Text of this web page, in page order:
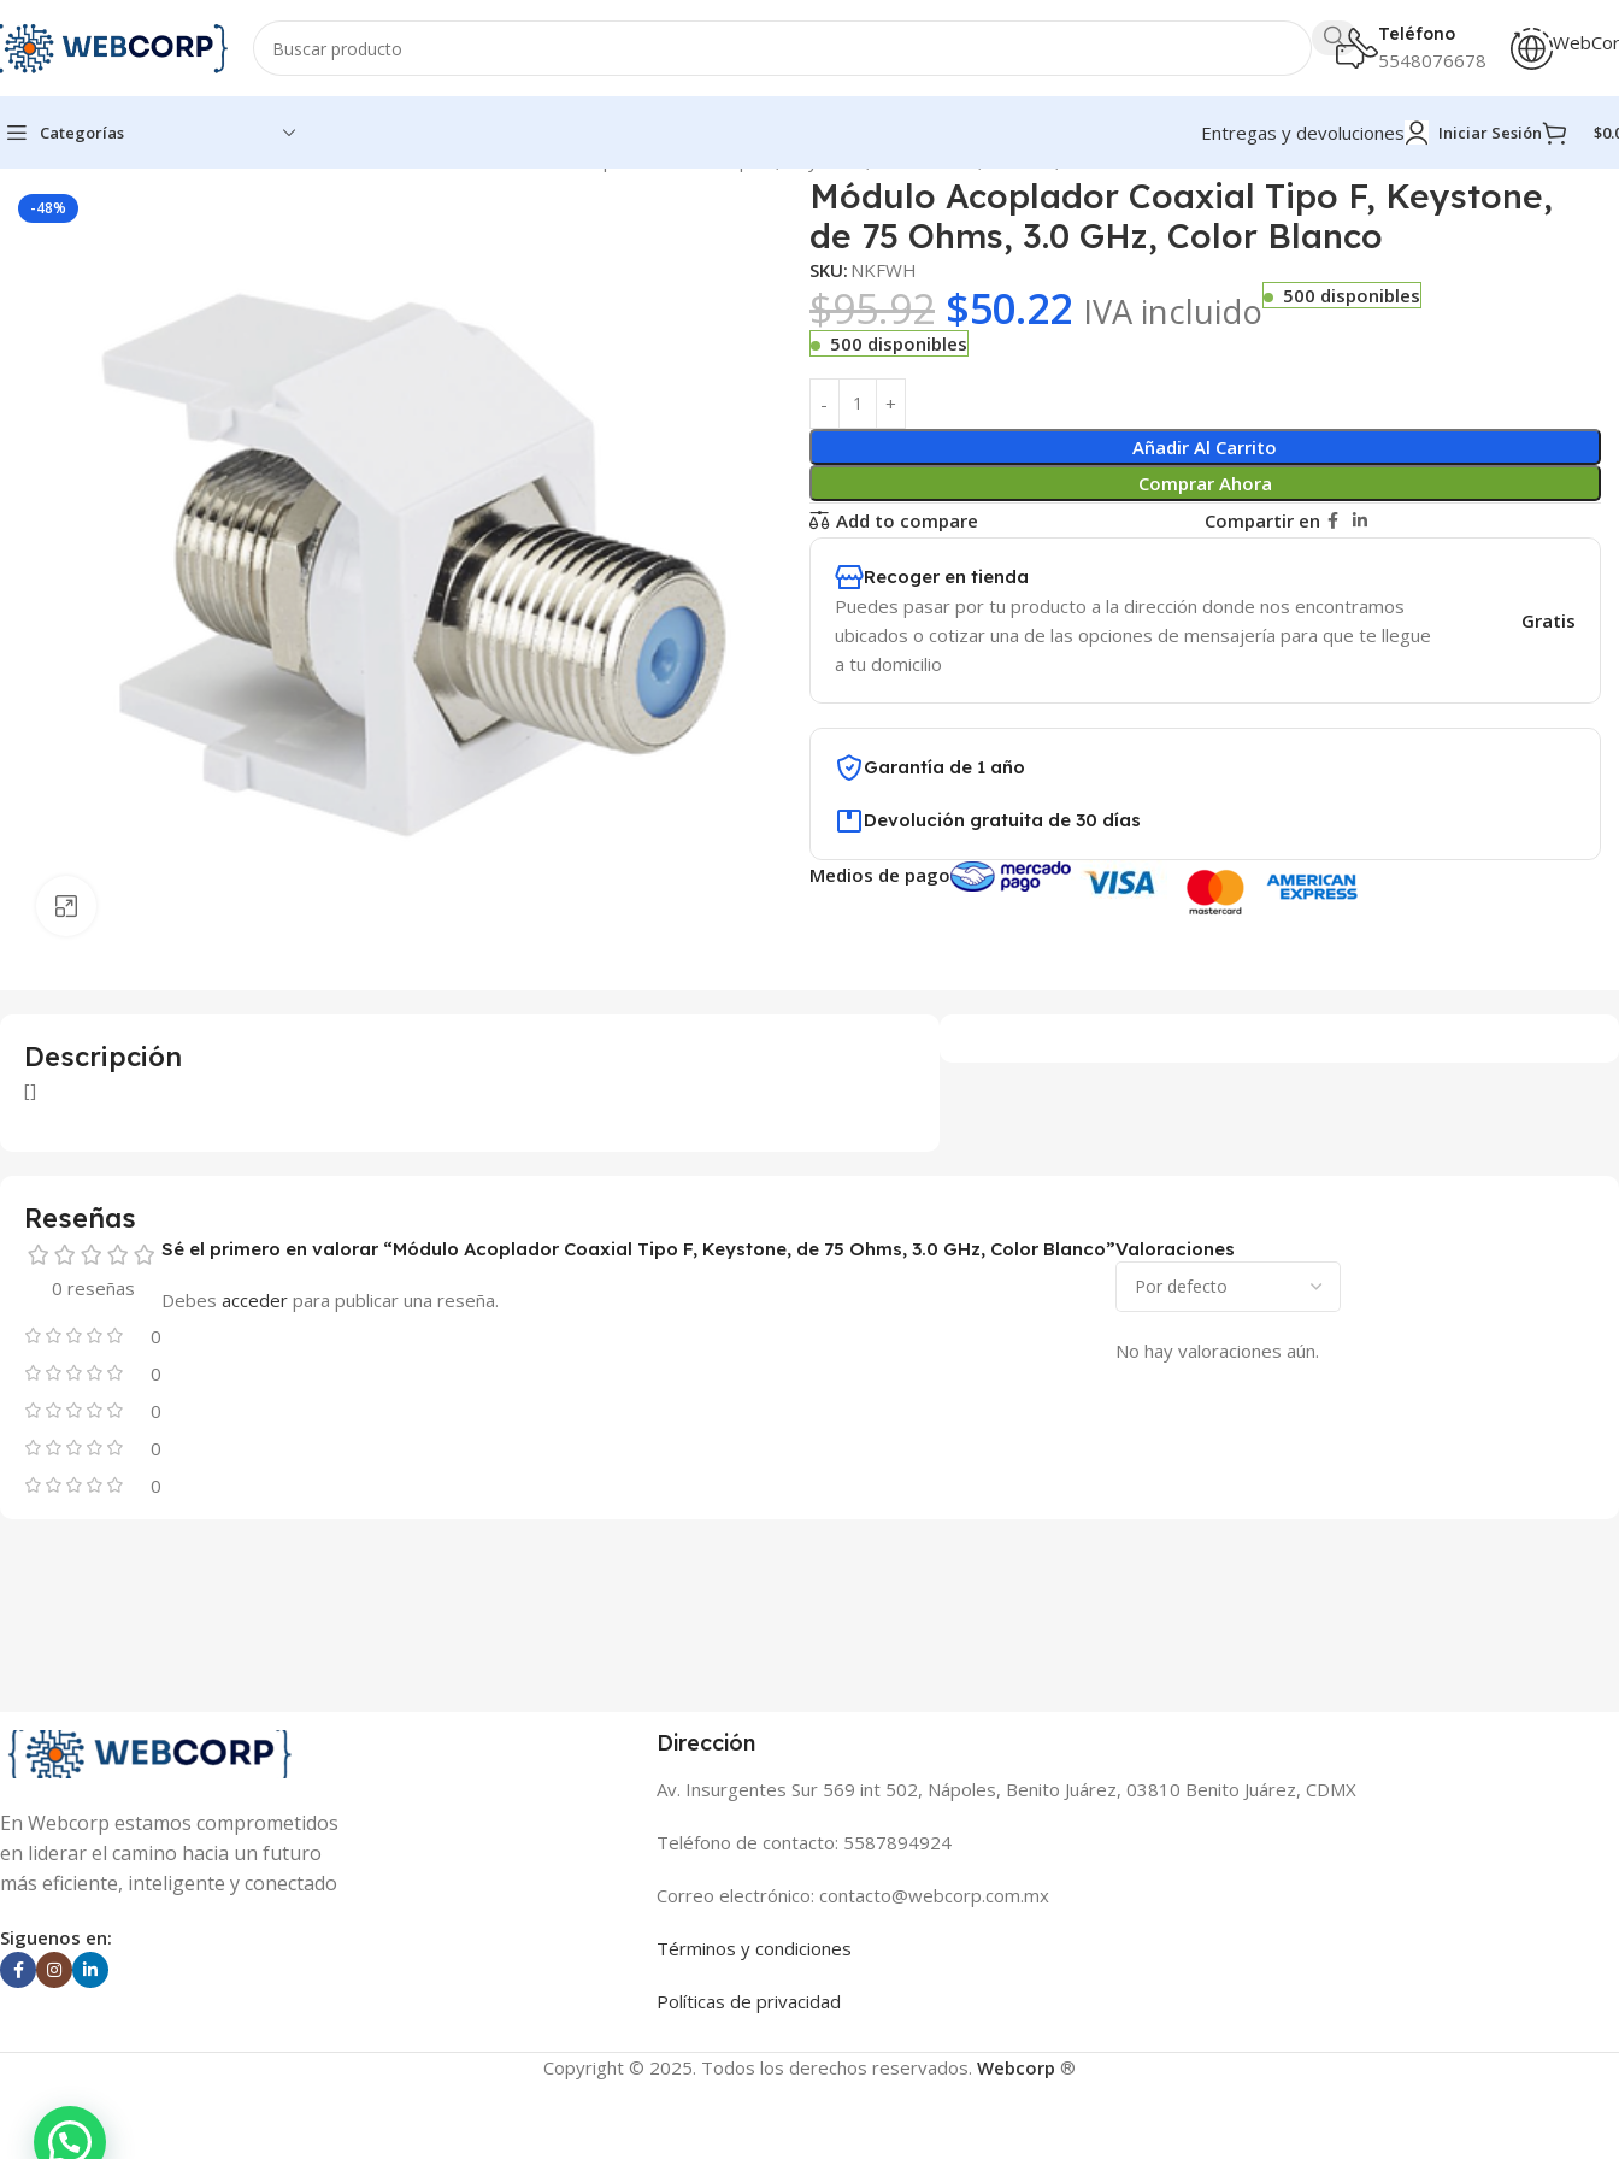
Teléfono
5548076678
Categorías Entregas y devoluciones Iniciar Sesión $
-48%
Módulo Acoplador Coaxial Tipo F, Keystone,
de 75 Ohms, 3.0 GHz, Color Blanco
SKU: NKFWH
$95.92 $50.22 IVA incluido
500 disponibles
500 disponibles
Añadir Al Carrito
Comprar Ahora
Add to compare
Compartir en
Recoger en tienda
Puedes pasar por tu producto a la dirección donde nos encontramos
ubicados o cotizar una de las opciones de mensajería para que te llegue
a tu domicilio
Gratis
Garantía de 1 año
Devolución gratuita de 30 días
Medios de pago
Descripción
[]
Reseñas
0 reseñas
0
0
0
0
0
Valoraciones
No hay valoraciones aún.
Sé el primero en valorar “Módulo Acoplador Coaxial Tipo F, Keystone, de 75 Ohms, 3.0 GHz, Color Blanco”
Debes acceder para publicar una reseña.
En Webcorp estamos comprometidos
en liderar el camino hacia un futuro
más eficiente, inteligente y conectado
Siguenos en:
Dirección
Av. Insurgentes Sur 569 int 502, Nápoles, Benito Juárez, 03810 Benito Juárez, CDMX
Teléfono de contacto: 5587894924
Correo electrónico: contacto@webcorp.com.mx
Términos y condiciones
Políticas de privacidad
Copyright © 2025. Todos los derechos reservados. Webcorp ®